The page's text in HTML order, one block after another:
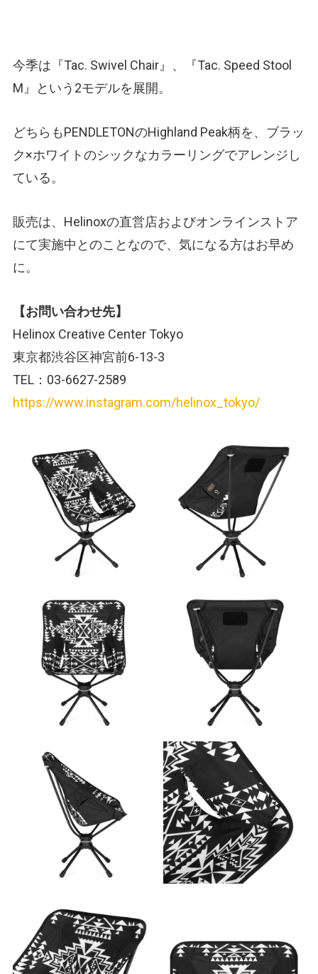
今季は『Tac. Swivel Chair』、『Tac. Speed Stool
M』という2モデルを展開。
どちらもPENDLETONのHighland Peak柄を、ブラッ
ク×ホワイトのシックなカラーリングでアレンジし
ている。
販売は、Helinoxの直営店およびオンラインストア
にて実施中とのことなので、気になる方はお早め
に。
【お問い合わせ先】
Helinox Creative Center Tokyo
東京都渋谷区神宮前6-13-3
TEL：03-6627-2589
https://www.instagram.com/helinox_tokyo/